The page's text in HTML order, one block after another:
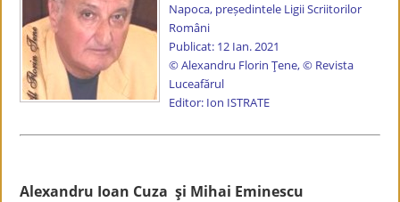
Napoca, președintele Ligii Scriitorilor
Români
Publicat: 12 Ian. 2021
© Alexandru Florin Țene, © Revista
Luceafărul
Editor: Ion ISTRATE
Alexandru Ioan Cuza şi Mihai Eminescu